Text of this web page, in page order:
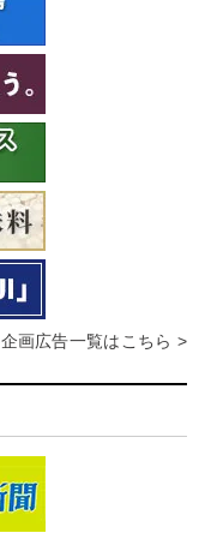
画広告一覧はこちら >